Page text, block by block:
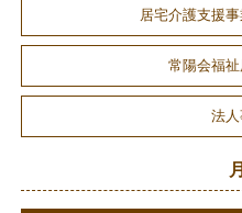
居宅介護支援
常陽会福
法